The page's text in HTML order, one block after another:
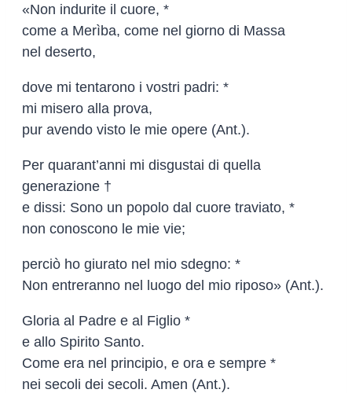
«Non indurite il cuore, *
come a Merìba, come nel giorno di Massa
nel deserto,
dove mi tentarono i vostri padri: *
mi misero alla prova,
pur avendo visto le mie opere (Ant.).
Per quarant’anni mi disgustai di quella
generazione †
e dissi: Sono un popolo dal cuore traviato, *
non conoscono le mie vie;
perciò ho giurato nel mio sdegno: *
Non entreranno nel luogo del mio riposo» (Ant.).
Gloria al Padre e al Figlio *
e allo Spirito Santo.
Come era nel principio, e ora e sempre *
nei secoli dei secoli. Amen (Ant.).